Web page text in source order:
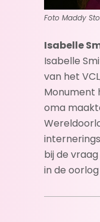
Foto Maddy
Isabelle
Isabelle
van het
Monument
oma
bij de
in de oorlog